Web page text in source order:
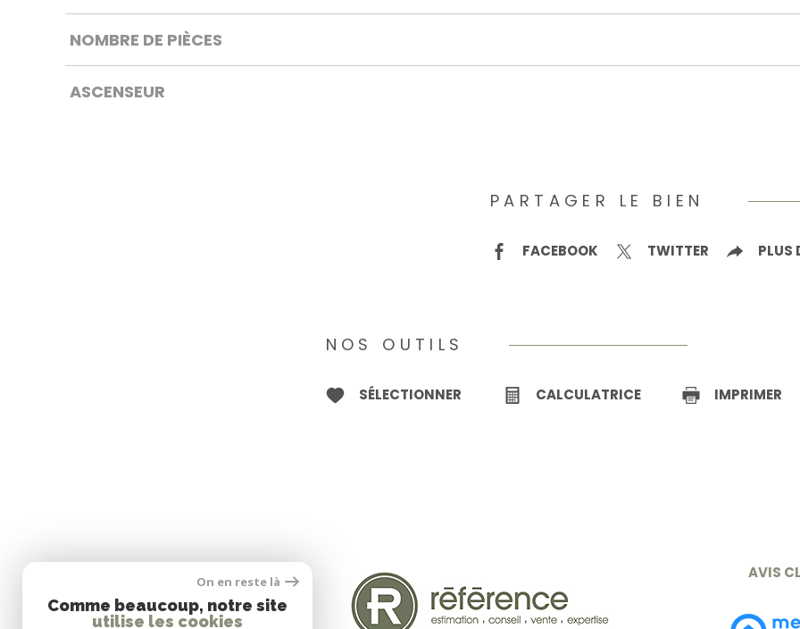
NOMBRE DE PIÈCES
ASCENSEUR
PARTAGER LE BIEN
FACEBOOK TWITTER PLUS
NOS OUTILS
SÉLECTIONNER CALCULATRICE IMPRIMER
Espace propriétaire
AVIS
On en reste là
Comme beaucoup, notre site
utilise les cookies